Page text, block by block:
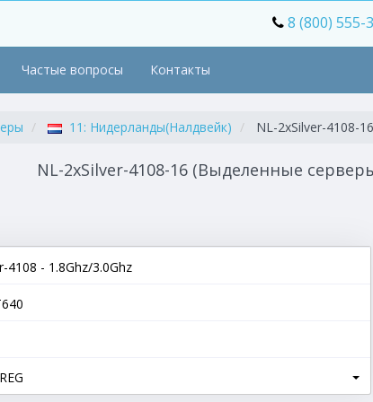
8 (800) 555-
Частые вопросы Контакты
11: Нидерланды(Налдвейк) NL-2xSilver-4108-16
NL-2xSilver-4108-16 (Выделенные
4108 - 1.8Ghz/3.0Ghz